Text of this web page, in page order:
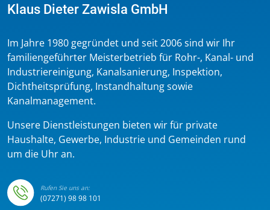
Klaus Dieter Zawisla GmbH
Im Jahre 1980 gegründet und seit 2006 sind wir Ihr
familiengeführter Meisterbetrieb für Rohr-, Kanal- und
Industriereinigung, Kanalsanierung, Inspektion,
Dichtheitsprüfung, Instandhaltung sowie
Kanalmanagement.
Unsere Dienstleistungen bieten wir für private
Haushalte, Gewerbe, Industrie und Gemeinden rund
um die Uhr an.
Rufen Sie uns an:
(07271) 98 98 101